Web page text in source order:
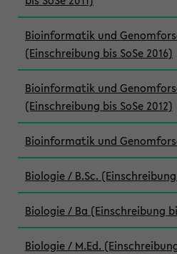
Bioinformatik und
(Einschreibung bis SoSe 2016)
Bioinformatik und
(Einschreibung bis SoSe 2012)
Bioinformatik und
Biologie / B.Sc. (Einschreibung
Biologie / Ba (Einschreibung
Biologie / M.Ed.